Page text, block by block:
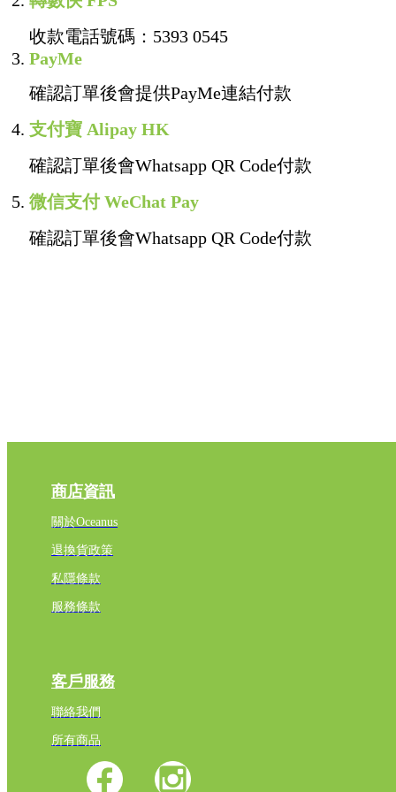
收款電話號碼：5393 0545
3. PayMe
確認訂單後會提供PayMe連結付款
4. 支付寶 Alipay HK
確認訂單後會Whatsapp QR Code付款
5. 微信支付 WeChat Pay
確認訂單後會Whatsapp QR Code付款
商店資訊
關於Oceanus
退換貨政策
私隱條款
服務條款
客戶服務
聯絡我們
所有商品